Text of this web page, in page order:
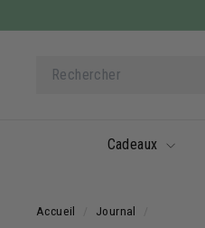
au
Search
Cadeaux
Accueil Journal